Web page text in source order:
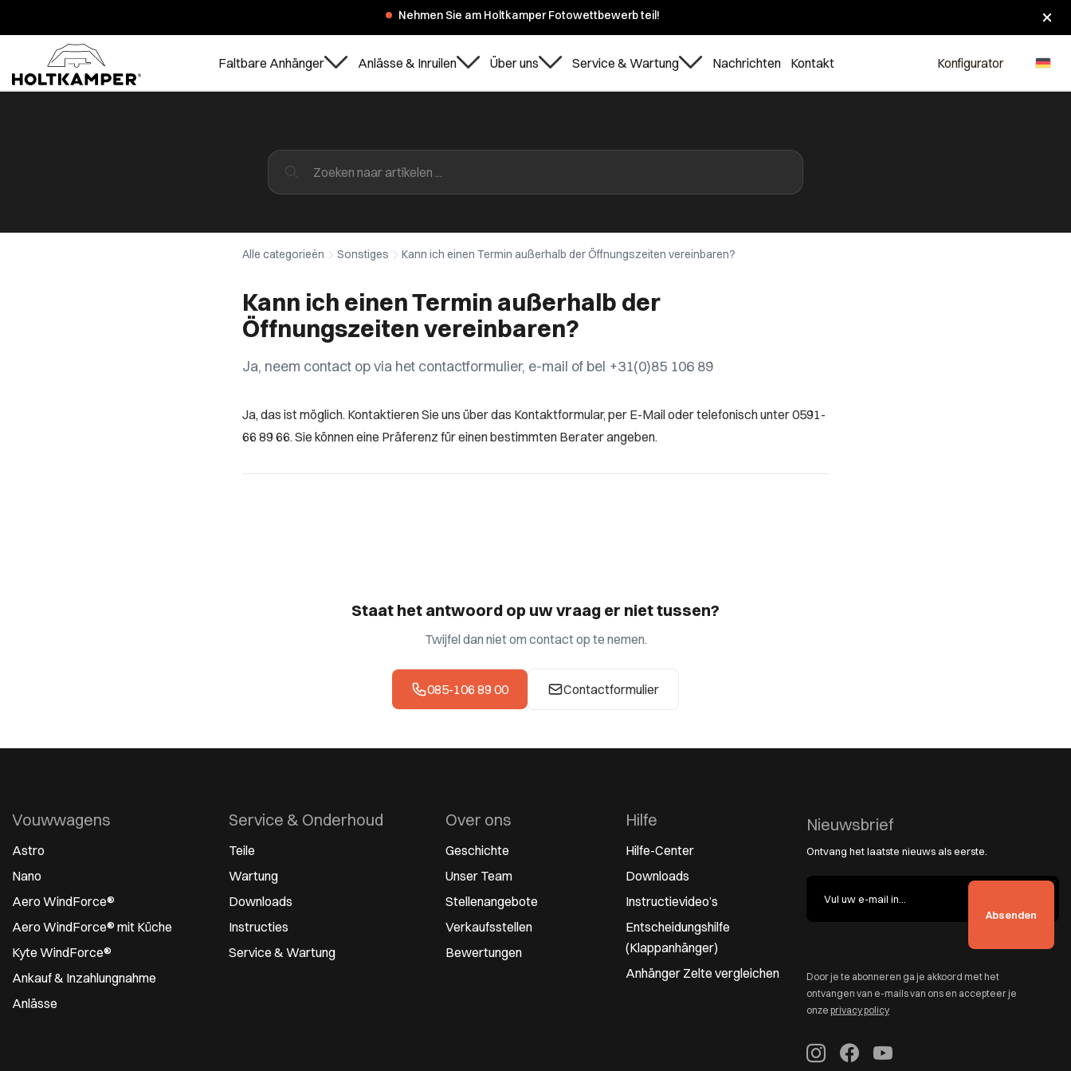
Nehmen Sie am Holtkamper Fotowettbewerb teil!
Faltbare Anhänger Anlässe & Inruilen Über uns Service & Wartung Nachrichten Kontakt Konfigurator
Alle categorieën Sonstiges Kann ich einen Termin außerhalb der Öffnungszeiten vereinbaren?
Kann ich einen Termin außerhalb der
Öffnungszeiten vereinbaren?
Ja, neem contact op via het contactformulier, e-mail of bel +31(0)85 106 89
Ja, das ist möglich. Kontaktieren Sie uns über das Kontaktformular, per E-Mail oder telefonisch unter 0591-
66 89 66. Sie können eine Präferenz für einen bestimmten Berater angeben.
Staat het antwoord op uw vraag er niet tussen?
Twijfel dan niet om contact op te nemen.
085-106 89 00 Contactformulier
Vouwwagens
Astro
Nano
Aero WindForce®
Aero WindForce® mit Küche
Kyte WindForce®
Ankauf & Inzahlungnahme
Anlässe
Service & Onderhoud
Teile
Wartung
Downloads
Instructies
Service & Wartung
Over ons
Geschichte
Unser Team
Stellenangebote
Verkaufsstellen
Bewertungen
Hilfe
Hilfe-Center
Downloads
Instructievideo’s
Entscheidungshilfe
(Klappanhänger)
Anhänger Zelte vergleichen
Nieuwsbrief
Ontvang het laatste nieuws als eerste.
Door je te abonneren ga je akkoord met het
ontvangen van e-mails van ons en accepteer je
onze privacy policy